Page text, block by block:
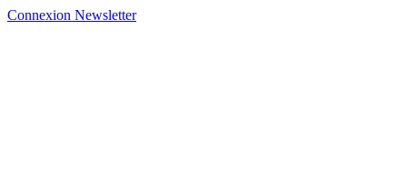
Connexion Newsletter